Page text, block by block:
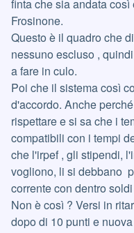
finta che sia andata
Frosinone.
Questo è il quadro che
nessuno escluso ,
a fare in culo.
Poi che il sistema così
d'accordo. Anche
rispettare e si sa che i
compatibili con i tempi
che l'irpef , gli stipendi,
vogliono, li si debbano
corrente con dentro
Non è così ? Versi in
dopo di 10 punti e